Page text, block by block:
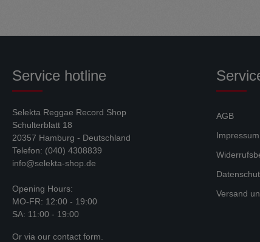
Service hotline
Selekta Reggae Record Shop
Schulterblatt 18
20357 Hamburg - Deutschland
Telefon: (040) 4308839
info@selekta-shop.de
Opening Hours:
MO-FR: 12:00 - 19:00
SA: 11:00 - 19:00
Or via our contact form
AGB
Impressum
Versand